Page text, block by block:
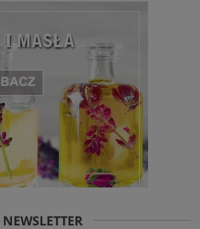
NEWSLETTER